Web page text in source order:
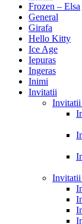
Frozen – Elsa
General
Girafa
Hello Kitty
Ice Age
Iepuras
Ingeras
Inimi
Invitatii
Invitatii
Invitatii